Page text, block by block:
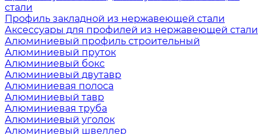
стали
Профиль закладной из нержавеющей стали
Аксессуары для профилей из нержавеющей стали
Алюминиевый профиль строительный
Алюминиевый пруток
Алюминиевый бокс
Алюминиевый двутавр
Алюминиевая полоса
Алюминиевый тавр
Алюминиевая труба
Алюминиевый уголок
Алюминиевый швеллер